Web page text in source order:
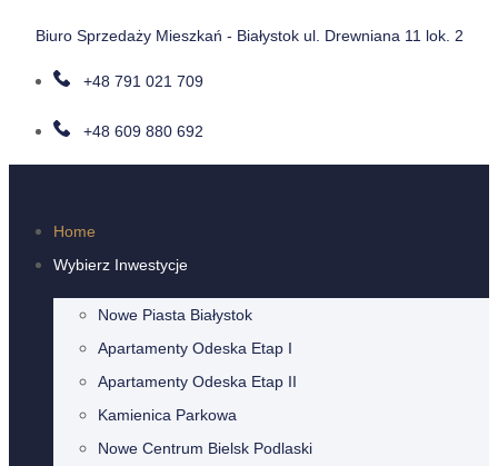
Biuro Sprzedaży Mieszkań - Białystok ul. Drewniana 11 lok. 2
+48 791 021 709
+48 609 880 692
Home
Wybierz Inwestycje
Nowe Piasta Białystok
Apartamenty Odeska Etap I
Apartamenty Odeska Etap II
Kamienica Parkowa
Nowe Centrum Bielsk Podlaski